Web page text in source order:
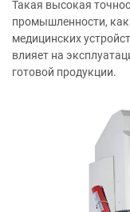
Такая высокая
промышленности,
медицинских
влияет на
готовой продукции.